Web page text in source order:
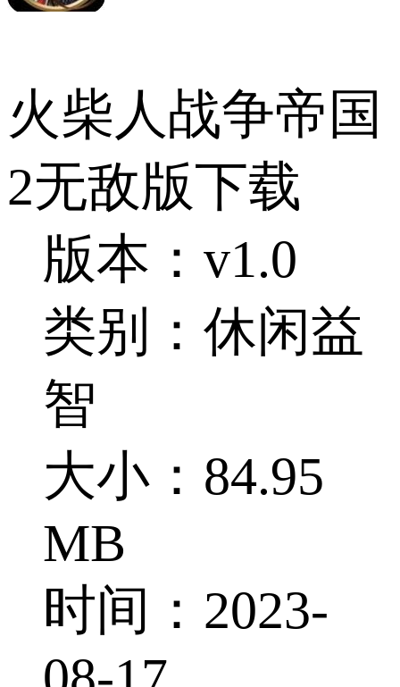
火柴人战争帝国
2无敌版下载
版本：v1.0
类别：休闲益
智
大小：84.95
MB
时间：2023-